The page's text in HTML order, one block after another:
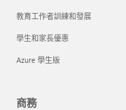
教育工作者訓練和發展
學生和家長優惠
Azure 學生版
商務